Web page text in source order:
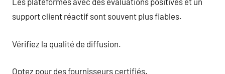
support client réactif sont souvent plus fiables.
Vérifiez la qualité de diffusion.
Optez pour des fournisseurs certifiés.